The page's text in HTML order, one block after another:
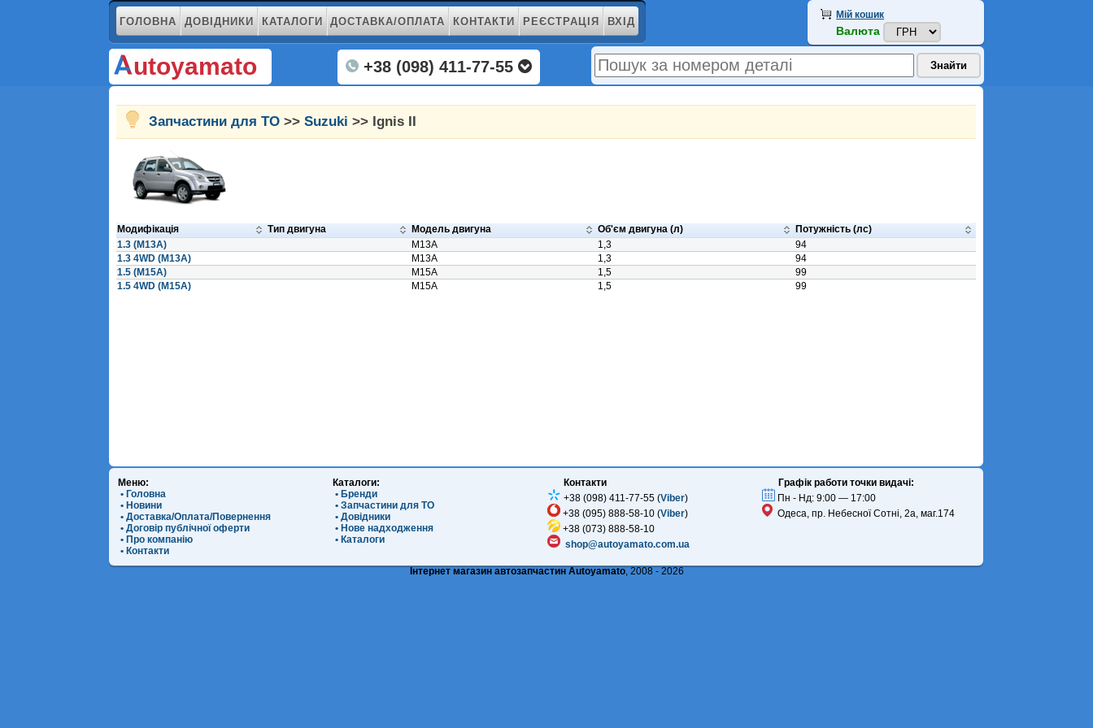
ГОЛОВНА ДОВІДНИКИ КАТАЛОГИ ДОСТАВКА/ОПЛАТА КОНТАКТИ РЕЄСТРАЦІЯ ВХІД
utoyamato +38 (098) 411-77-55
Мій кошик
Валюта
Запчастини для ТО >>Suzuki >> Ignis II
Модифікація Тип двигуна Модель двигуна Об'єм двигуна (л)
Потужність (лс)
1.3 (M13A)
M13A 1,3
94
1.3 4WD (M13A)
M13A 1,3
94
1.5 (M15A)
M15A 1,5
99
1.5 4WD (M15A)
M15A 1,5 99
Меню:
• Головна
• Новини
• Доставка/Оплата/Повернення
• Договір публічної оферти
• Про компанію
• Контакти
Каталоги:
• Бренди
• Запчастини для ТО
• Довідники
• Нове надходження
• Каталоги
Контакти
+38 (098) 411-77-55 (Viber)
+38 (095) 888-58-10 (Viber)
+38 (073) 888-58-10
shop@autoyamato.com.ua
Графік работи точки видачі:
Пн - Нд: 9:00 — 17:00
Одеса, пр. Небесної Сотні, 2а, маг.174
Інтернет магазин автозапчастин Autoyamato, 2008 - 2026